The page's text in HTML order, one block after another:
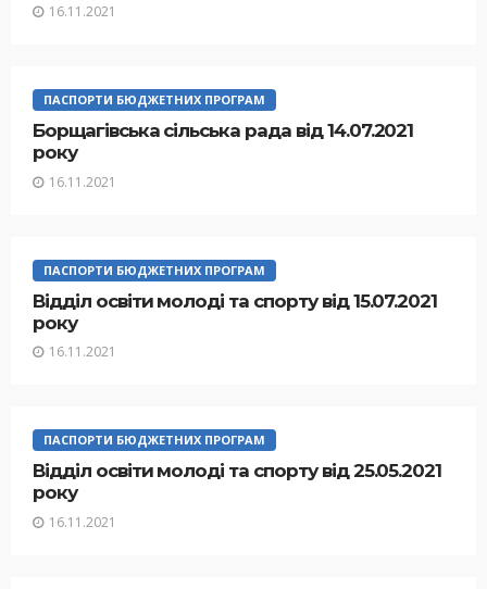
16.11.2021
ПАСПОРТИ БЮДЖЕТНИХ ПРОГРАМ
Борщагівська сільська рада від 14.07.2021
року
16.11.2021
ПАСПОРТИ БЮДЖЕТНИХ ПРОГРАМ
Відділ освіти молоді та спорту від 15.07.2021
року
16.11.2021
ПАСПОРТИ БЮДЖЕТНИХ ПРОГРАМ
Відділ освіти молоді та спорту від 25.05.2021
року
16.11.2021